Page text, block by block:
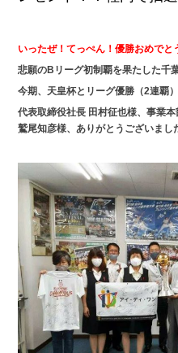
いったぜ！てっぺん！優勝おめでと
悲願のBリーグ初制覇を果たした千
今期、天皇杯とリーグ優勝（2連覇
代表取締役社長 田村征也様、事業
鷲尾知彦様、ありがとうございまし